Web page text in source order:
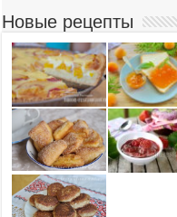
Новые рецепты